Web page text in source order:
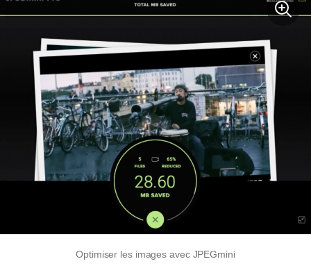
Optimiser les images avec JPEGmini